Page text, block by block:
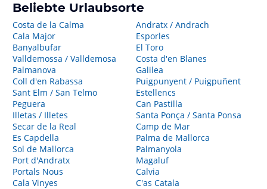
Beliebte Urlaubsorte
Costa de la Calma
Cala Major
Banyalbufar
Valldemossa / Valldemosa
Palmanova
Coll d'en Rabassa
Sant Elm / San Telmo
Peguera
Illetas / Illetes
Secar de la Real
Es Capdella
Sol de Mallorca
Port d'Andratx
Portals Nous
Cala Vinyes
Andratx / Andrach
Esporles
El Toro
Costa d'en Blanes
Galilea
Puigpunyent / Puigpuñent
Estellencs
Can Pastilla
Santa Ponça / Santa Ponsa
Camp de Mar
Palma de Mallorca
Palmanyola
Magaluf
Calvia
C'as Catala